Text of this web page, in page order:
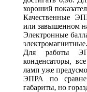
хороший
Качественные
или завышенном
Электронные
Для работы
конденсаторы,
ламп уже
ЭПРА по
габариты, но